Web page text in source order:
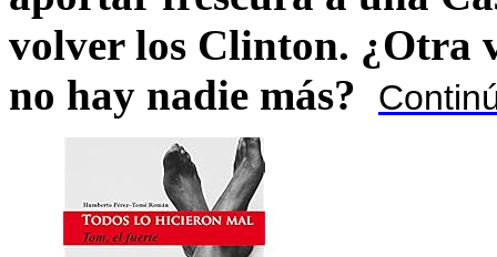
volver los Clinton. ¿Otra
no hay nadie más?